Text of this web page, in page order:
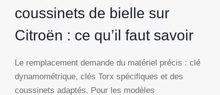
coussinets de bielle sur
Citroën : ce qu’il faut savoir
Le remplacement demande du matériel précis : clé
dynamométrique, clés Torx spécifiques et des
coussinets adaptés. Pour les modèles